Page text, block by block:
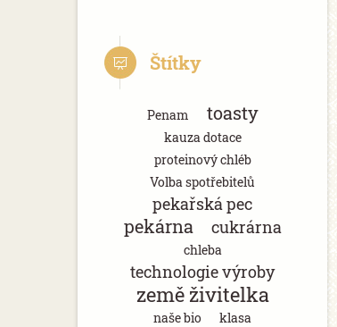
Štítky
Penam toasty
kauza dotace
proteinový chléb
Volba spotřebitelů
pekařská pec
pekárna cukrárna
chleba
technologie výroby
země živitelka
naše bio
klasa